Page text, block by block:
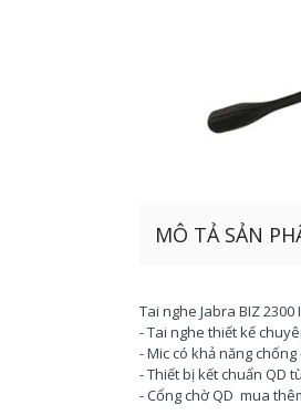
MÔ TẢ SẢN
Tai nghe Jabra BIZ 2300
- Tai nghe thiết kế
- Mic có khả năng
- Thiết bị kết chuẩn QD
- Cổng chờ QD mua